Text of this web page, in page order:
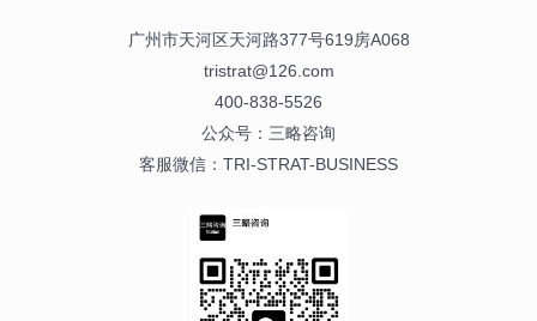
广州市天河区天河路377号619房A068
tristrat@126.com
400-838-5526
公众号：三略咨询
客服微信：TRI-STRAT-BUSINESS